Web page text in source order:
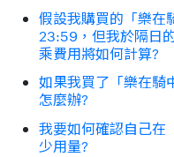
假設我購買的「樂在
23:59，但我於隔日
乘費用將如何計算?
如果我買了「樂在騎
怎麼辦?
我要如何確認自己在
少用量?